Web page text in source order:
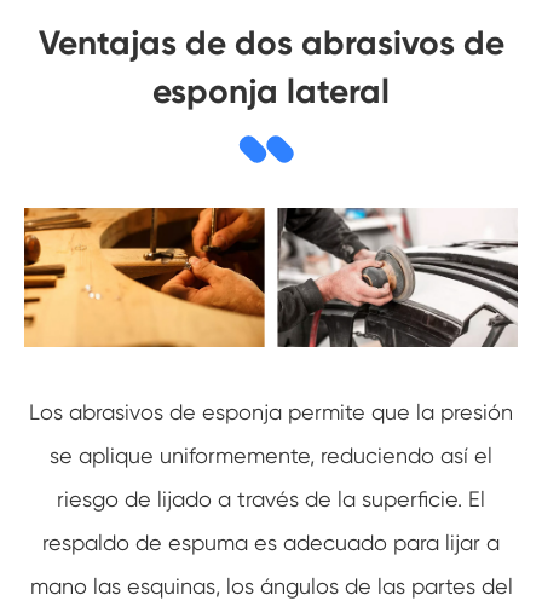
Ventajas de dos abrasivos de
esponja lateral
Los abrasivos de esponja permite que la presión
se aplique uniformemente, reduciendo así el
riesgo de lijado a través de la superficie. El
respaldo de espuma es adecuado para lijar a
mano las esquinas, los ángulos de las partes del